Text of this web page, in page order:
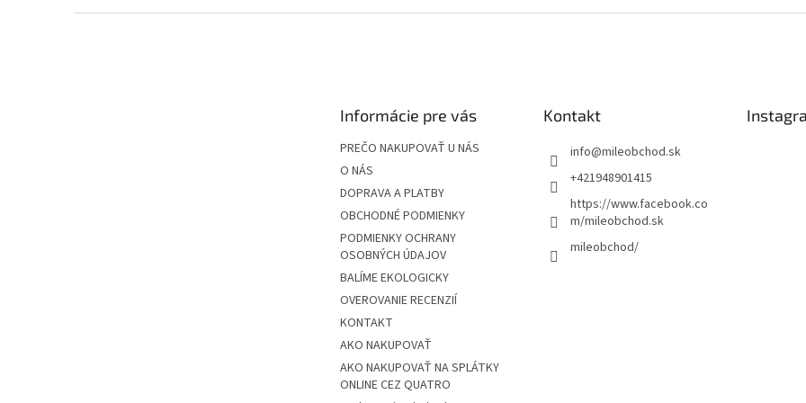
Informácie pre vás
PREČO NAKUPOVAŤ U NÁS
O NÁS
DOPRAVA A PLATBY
OBCHODNÉ PODMIENKY
PODMIENKY OCHRANY
OSOBNÝCH ÚDAJOV
BALÍME EKOLOGICKY
OVEROVANIE RECENZIÍ
KONTAKT
AKO NAKUPOVAŤ
AKO NAKUPOVAŤ NA SPLÁTKY
ONLINE CEZ QUATRO
Kontakt
info@mileobchod.sk
+421948901415
https://www.facebook.co
m/mileobchod.sk
mileobchod/